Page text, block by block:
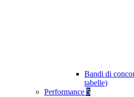
Bandi di
tabelle)
Performance 5